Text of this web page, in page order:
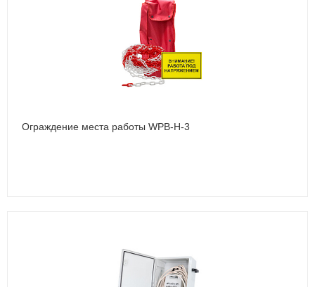
Ограждение места работы WPB-Н-3